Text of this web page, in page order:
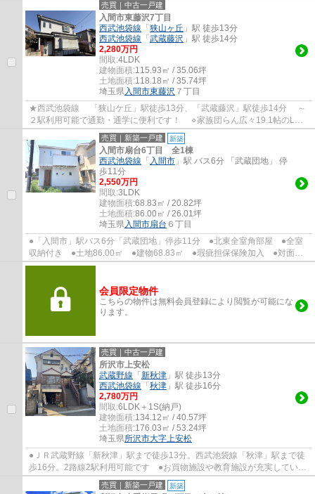
売買｜中古一戸建
入間市東藤沢7丁目
西武池袋線 「 狭山ヶ丘 」駅 徒歩13分
西武池袋線 「 武蔵藤沢 」駅 徒歩14分
2,280万円
間取:4LDK
建物面積:115.93㎡ / 35.06坪
土地面積:118.18㎡ / 35.74坪
埼玉県入間市東藤沢 ７丁目
★西武池袋線 「狭山ケ丘」駅徒歩13分、「武蔵藤沢」駅徒歩14分 ～
２駅利用可能で通勤・通学に便利です！ ⋄家族団らん広々19.1帖のLDK
⋄建物面積35坪超！全居室6帖以上の4LDK...
売買｜新築一戸建 新築
入間市扇台6丁目 全1棟
西武池袋線 「 入間市 」駅 バス6分 「武蔵団地」 停
歩11分
2,550万円
間取:3LDK
建物面積:68.83㎡ / 20.82坪
土地面積:86.00㎡ / 26.01坪
埼玉県入間市扇台 ６丁目
●「入間市」駅バス6分「武蔵団地」停歩11分 ●北東全室角部屋 ●全室
収納付き ●土地86.00㎡ ●建物68.83㎡ ●瑕疵担保保険加入 ●対面キ
ッチン ●LDK吹抜け ●陽当り良好 ●カースペ...
会員限定物件
こちらの物件は無料会員登録により閲覧が可能にな
ります。
売買｜中古一戸建
所沢市上安松
武蔵野線 「 新秋津 」駅 徒歩13分
西武池袋線 「 秋津 」駅 徒歩16分
2,780万円
間取:6LDK＋1S(納戸)
建物面積:134.12㎡ / 40.57坪
土地面積:176.03㎡ / 53.24坪
埼玉県所沢市大字上安松
●ＪＲ武蔵野線「新秋津」駅まで徒歩13分。西武池袋線「秋津」駅まで徒
歩16分。2路線2駅利用可能です ●お買物施設や教育施設が充実していま
す ●二世帯や大家族にお勧め！6ＳＬＤＫで...
売買｜新築一戸建 新築